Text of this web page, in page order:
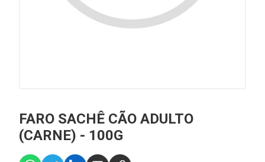
FARO SACHÊ CÃO ADULTO
(CARNE) - 100G